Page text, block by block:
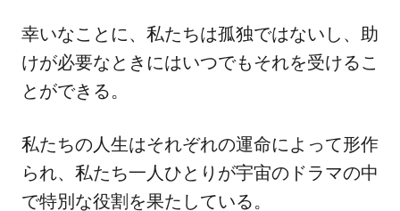
幸いなことに、私たちは孤独ではないし、助
けが必要なときにはいつでもそれを受けるこ
とができる。
私たちの人生はそれぞれの運命によって形作
られ、私たち一人ひとりが宇宙のドラマの中
で特別な役割を果たしている。